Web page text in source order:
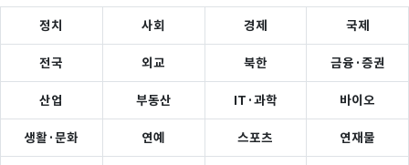
정치 사회 경제 국제
전국 외교 북한 금융·증권
산업 부동산 IT·과학 바이오
생활·문화 연예 스포츠 연재물